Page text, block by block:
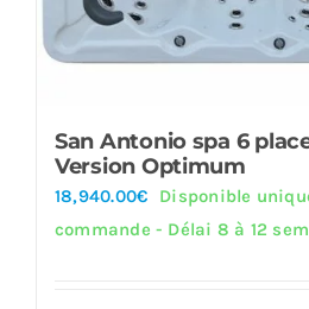
San Antonio spa 6
Version Optimum
18,940.00€
Disponible
commande - Délai 8 à 12